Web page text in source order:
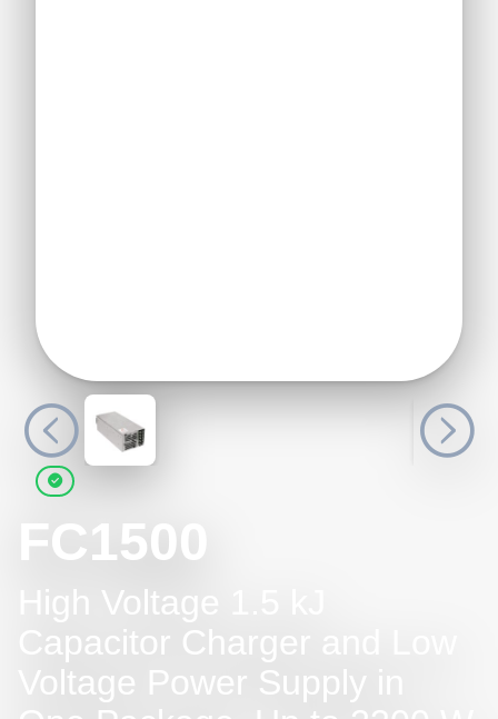
FC1500
High Voltage 1.5 kJ
Capacitor Charger and Low
Voltage Power Supply in